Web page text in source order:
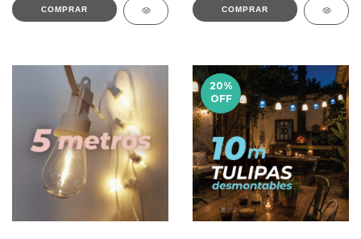
COMPRAR COMPRAR
20%
OFF